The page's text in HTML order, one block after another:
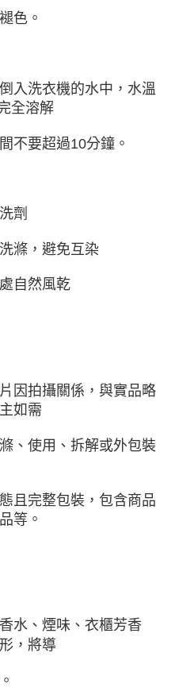
色。
入洗衣機的水中，水溫
全溶解
不要超過10分鐘。
劑
滌，避免互染
自然風乾
因拍攝關係，與實品略
如需
、使用、拆解或外包裝
且完整包裝，包含商品
等。
水、煙味、衣櫃芳香
，將導